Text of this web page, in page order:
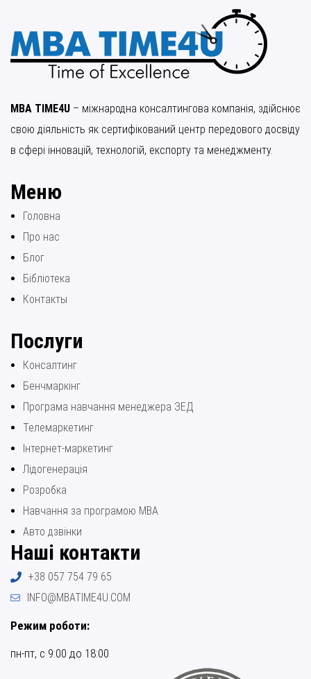
MBA TIME4U – міжнародна консалтингова компанія, здійснює
свою діяльність як сертифікований центр передового досвіду
в сфері інновацій, технологій, експорту та менеджменту.
Меню
Головна
Про нас
Блог
Бібліотека
Контакты
Послуги
Консалтинг
Бенчмаркінг
Програма навчання менеджера ЗЕД
Телемаркетинг
Інтернет-маркетинг
Лідогенерація
Розробка
Навчання за програмою МВА
Авто дзвінки
Наші контакти
+38 057 754 79 65
INFO@MBATIME4U.COM
Режим роботи:
пн-пт, с 9:00 до 18:00